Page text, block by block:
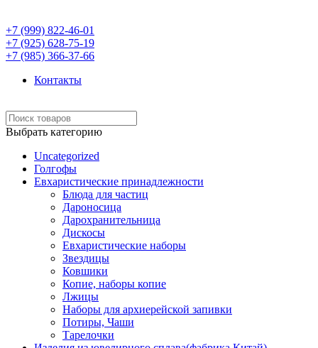
+7 (999) 822-46-01
+7 (925) 628-75-19
+7 (985) 366-37-66
Контакты
Выбрать категорию
Uncategorized
Голгофы
Евхаристические принадлежности
Блюда для частиц
Дароносица
Дарохранительница
Дискосы
Евхаристические наборы
Звездицы
Ковшики
Копие, наборы копие
Лжицы
Наборы для архиерейской запивки
Потиры, Чаши
Тарелочки